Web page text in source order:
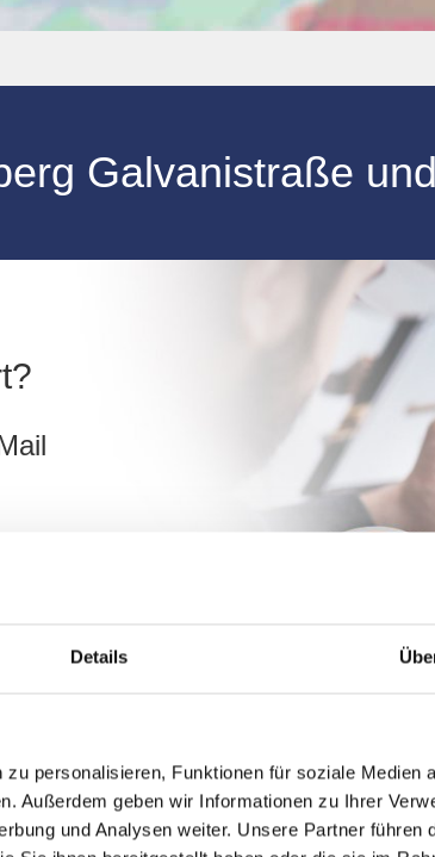
Details
personalisieren, Funktionen für soziale Medien
Außerdem geben wir Informationen zu Ihrer
und Analysen weiter. Unsere Partner führen
Galvanistraße